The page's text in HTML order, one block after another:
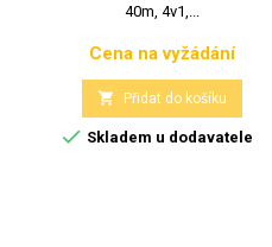
40m, 4v1,...
Cena
Cena na vyžádání
 Přidat do košíku
 Skladem u dodavatele